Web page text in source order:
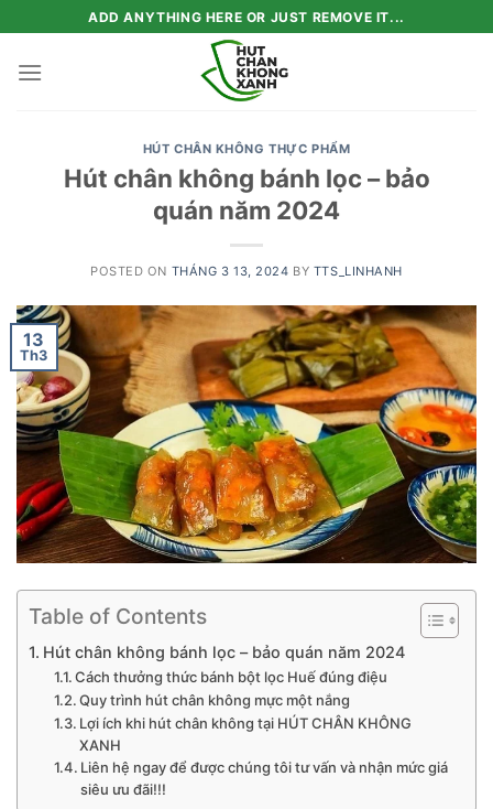
to
content
ADD ANYTHING HERE OR JUST REMOVE IT...
HÚT CHÂN KHÔNG THỰC PHẨM
Hút chân không bánh lọc – bảo
quán năm 2024
POSTED ON THÁNG 3 13, 2024 BY TTS_LINHANH
13
Th3
Table of Contents
Hút chân không bánh lọc – bảo quán năm 2024
Cách thưởng thức bánh bột lọc Huế đúng điệu
Quy trình hút chân không mực một nắng
Lợi ích khi hút chân không tại HÚT CHÂN KHÔNG
XANH
Liên hệ ngay để được chúng tôi tư vấn và nhận mức giá
siêu ưu đãi!!!